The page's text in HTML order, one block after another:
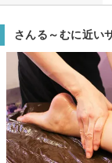
さんる～むに近い